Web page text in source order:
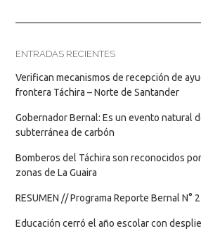
ENTRADAS RECIENTES
Verifican mecanismos de recepción de
frontera Táchira – Norte de Santander
Gobernador Bernal: Es un evento natural
subterránea de carbón
Bomberos del Táchira son reconocidos
zonas de La Guaira
RESUMEN // Programa Reporte Bernal N°
Educación cerró el año escolar con